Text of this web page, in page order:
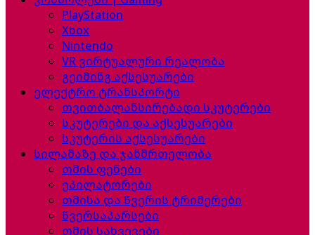
PlayStation
Xbox
Nintendo
VR ვირტუალური რეალობა
გეიმინგ აქსესუარები
ელექტრო ტრანსპორტი
თვითბალანსირებადი სკუტერები
სკუტერები და აქსესუარები
სკუტერის აქსესუარები
სილამაზე და ჯანმრთელობა
თმის ფენები
ეპილატორები
თმისა და წვერის ტრიმერები
წვერსაპარსები
თმის სახვევები